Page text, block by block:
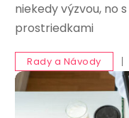
niekedy výzvou, no
prostriedkami
Rady a Návody